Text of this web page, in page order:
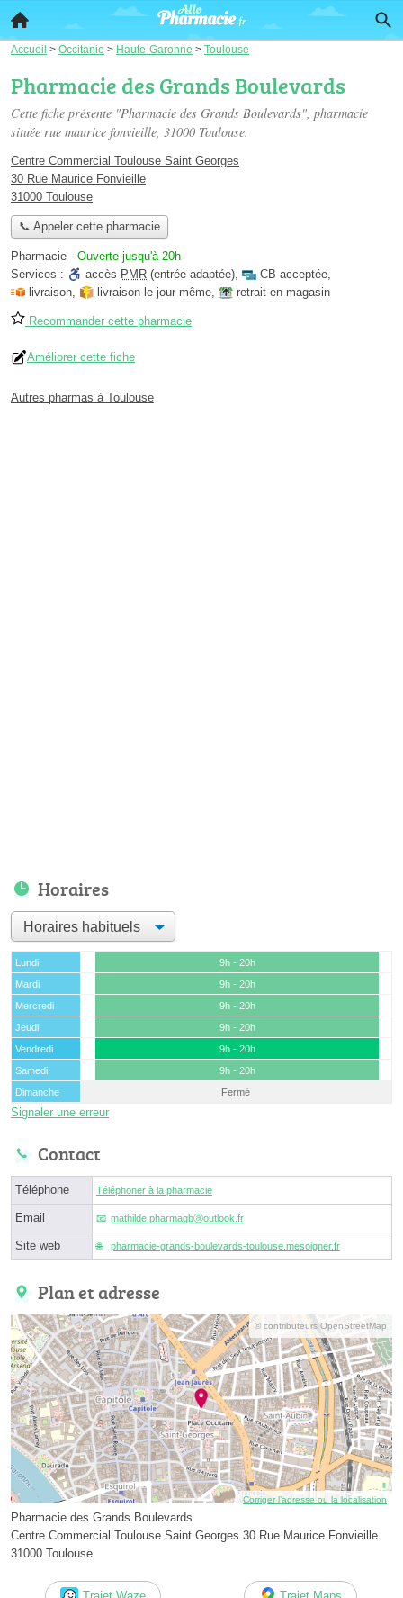
Accueil > Occitanie > Haute-Garonne > Toulouse
Pharmacie des Grands Boulevards
Cette fiche présente "Pharmacie des Grands Boulevards", pharmacie
située rue maurice fonvieille, 31000 Toulouse.
Centre Commercial Toulouse Saint Georges
30 Rue Maurice Fonvieille
31000 Toulouse
📞 Appeler cette pharmacie
Pharmacie - Ouverte jusqu'à 20h
Services :
accès PMR (entrée adaptée), CB acceptée,
livraison, livraison le jour même, retrait en magasin
Recommander cette pharmacie
Améliorer cette fiche
Autres pharmas à Toulouse
Horaires
Lundi
9h - 20h
Mardi
9h - 20h
Mercredi
9h - 20h
Jeudi
9h - 20h
Vendredi
9h - 20h
Samedi
9h - 20h
Dimanche
Fermé
Signaler une erreur
Contact
Téléphone Téléphoner à la pharmacie
Email mathilde.pharmagbⓐoutlook.fr
Site web pharmacie-grands-boulevards-toulouse.mesoigner.fr
Plan et adresse
© contributeurs OpenStreetMap
Corriger l’adresse ou la localisation
Pharmacie des Grands Boulevards
Centre Commercial Toulouse Saint Georges 30 Rue Maurice Fonvieille
31000 Toulouse